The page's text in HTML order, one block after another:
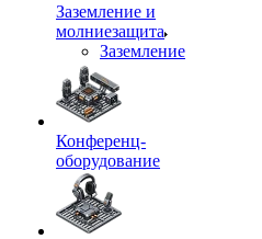
Заземление и
молниезащита
Заземление
Конференц-
оборудование